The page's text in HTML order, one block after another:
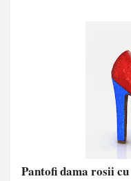
Pantofi dama rosii